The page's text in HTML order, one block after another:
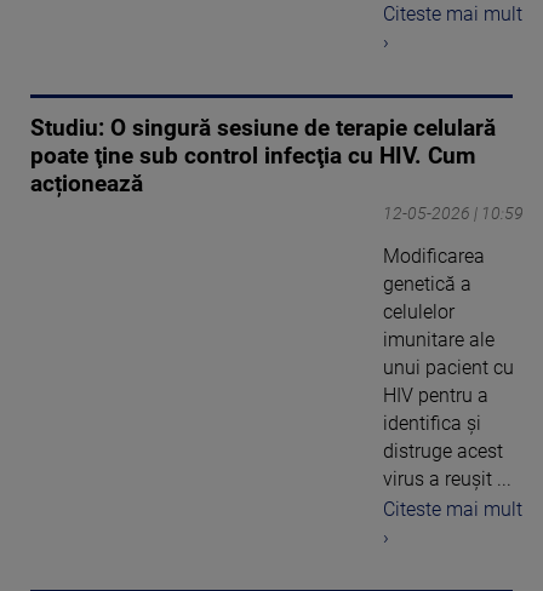
Citeste mai mult
›
Studiu: O singură sesiune de terapie celulară
poate ţine sub control infecţia cu HIV. Cum
acționează
12-05-2026 | 10:59
Modificarea
genetică a
celulelor
imunitare ale
unui pacient cu
HIV pentru a
identifica şi
distruge acest
virus a reuşit ...
Citeste mai mult
›